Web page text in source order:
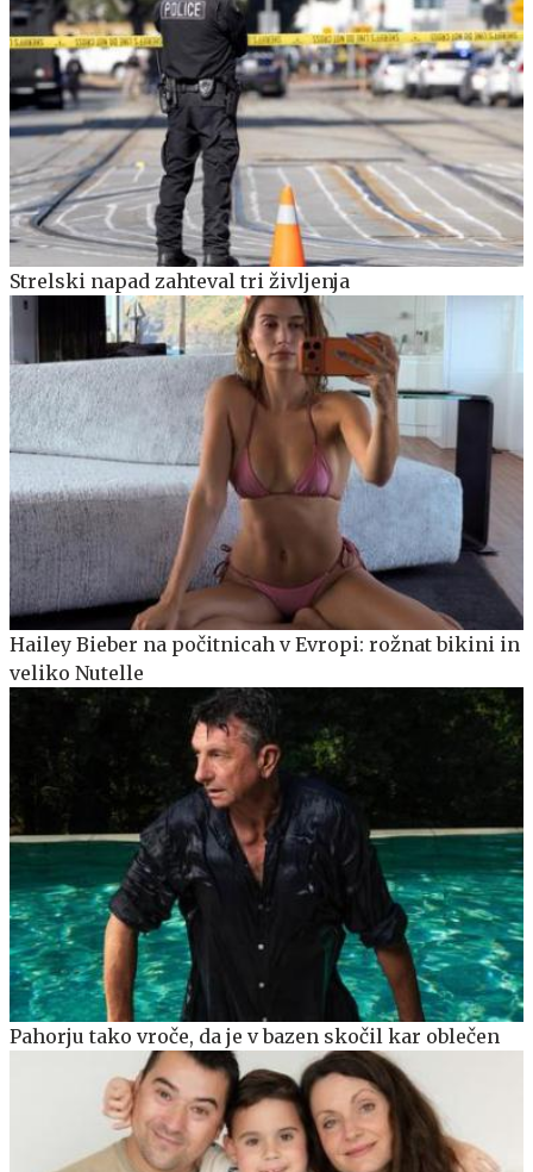
Strelski napad zahteval tri življenja
Hailey Bieber na počitnicah v Evropi: rožnat bikini in
veliko Nutelle
Pahorju tako vroče, da je v bazen skočil kar oblečen